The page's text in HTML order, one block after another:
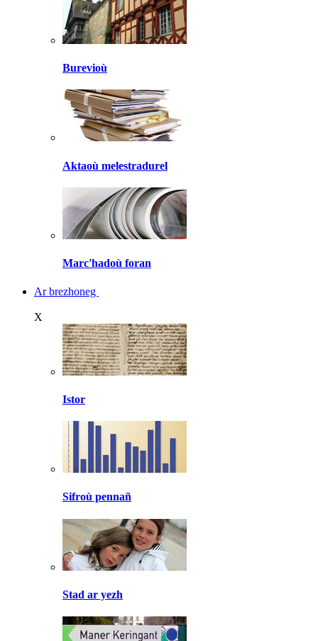
Burevioù
Aktaoù melestradurel
Marc'hadoù foran
Ar brezhoneg
X
Istor
Sifroù pennañ
Stad ar yezh